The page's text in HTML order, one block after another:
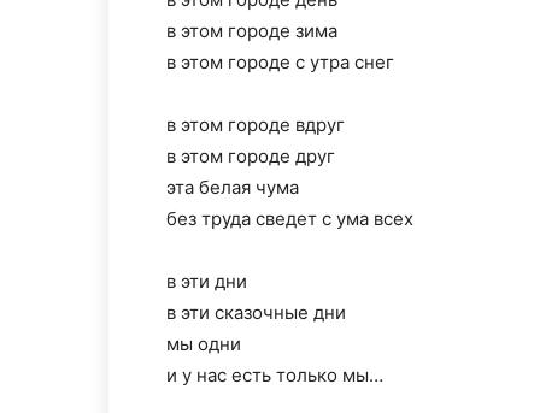
в этом городе зима
в этом городе с утра снег
в этом городе вдруг
в этом городе друг
эта белая чума
без труда сведет с ума всех
в эти дни
в эти сказочные дни
мы одни
и у нас есть только мы…